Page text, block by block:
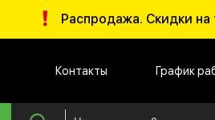
Распродажа. Скидки на
Контакты График